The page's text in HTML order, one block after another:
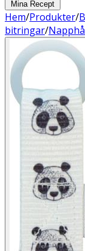
Mina Recept
Hem/Produkter/
bitringar/